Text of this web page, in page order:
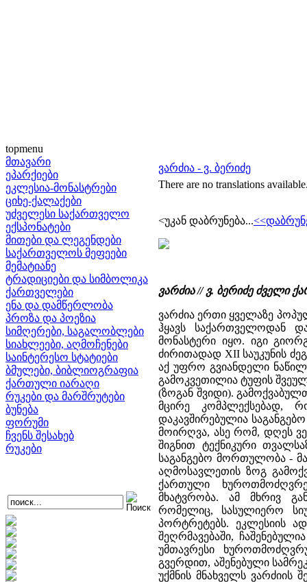
topmenu
მთავარი
ეპარქიები
ეკლესია-მონასტრები
ციხე-ქალაქები
უძველესი საქართველო
ექსპონატები
მითები და ლეგენდები
საქართველოს მეფეები
მემატიანე
ტრადიციები და სიმბოლიკა
ქართველები
ენა და დამწერლობა
პროზა და პოეზია
სიმღერები, საგალობლები
სიახლეები, აღმოჩენები
საინტერესო სტატიები
ბმულები, ბიბლიოგრაფია
ქართული იარაღი
რუკები და მარშრუტები
ბუნება
ფორუმი
ჩვენს შესახებ
რუკები
ვარძია - ვ. ბერიძე
There are no translations
<უკან დაბრუნება...
ვარძია // ვ. ბერიძე ძველი
ვარძია ერთი ყველაზე
ჰყავს საქართველოდან
მონასტერი იყო. იგი
ძირითადად XII საუკუნის
აქ უფრო გვიანდელი
გამოკვეთილია ტუფის
(ზოგან შვიდი).
მცირე კომპლექსებად,
დაკავშირებულია
მოირღვა, ასე რომ, დღეს
შიგნით ტექნიკური
საგანგებო მორთულობა -
აღმოსავლეთის ზოგ
ქართული
მხატვრობა. ამ მხრივ
რომელიც, სასულიერო
პორტრეტებს. ეკლესიის
შეღრმავებაში,
უმთავრესი
გვერდით, აშენებული
უქმნის მნახველს